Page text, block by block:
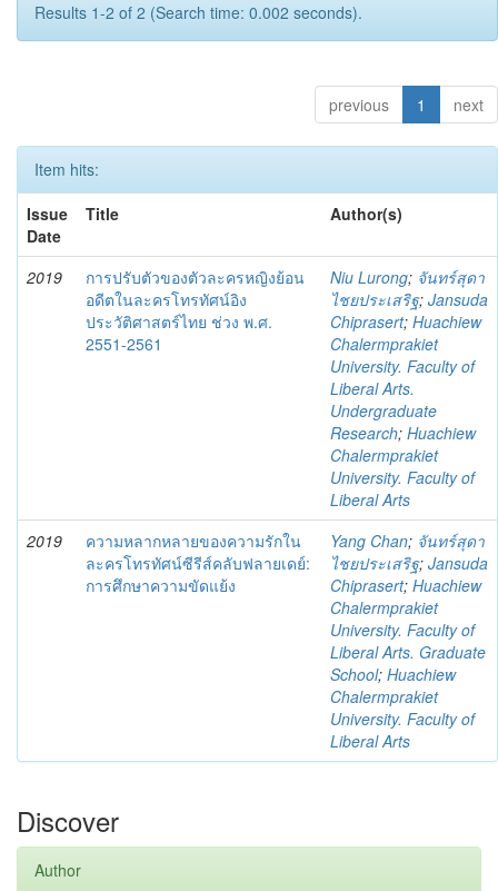
Results 1-2 of 2 (Search time: 0.002 seconds).
previous 1 next
Item hits:
Issue
Date
Title Author(s)
2019
การปรับตัวของตัวละครหญิงย้อน
อดีตในละครโทรทัศน์อิง
ประวัติศาสตร์ไทย ช่วง พ.ศ.
2551-2561
Niu Lurong; จันทร์สุดา
ไชยประเสริฐ; Jansuda
Chiprasert; Huachiew
Chalermprakiet
University. Faculty of
Liberal Arts.
Undergraduate
Research; Huachiew
Chalermprakiet
University. Faculty of
Liberal Arts
2019
ความหลากหลายของความรักใน
ละครโทรทัศน์ซีรีส์คลับฟลายเดย์:
การศึกษาความขัดแย้ง
Yang Chan; จันทร์สุดา
ไชยประเสริฐ; Jansuda
Chiprasert; Huachiew
Chalermprakiet
University. Faculty of
Liberal Arts. Graduate
School; Huachiew
Chalermprakiet
University. Faculty of
Liberal Arts
Discover
Author